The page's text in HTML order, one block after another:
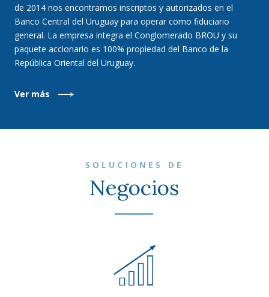
de 2014 nos encontramos inscriptos y autorizados en el
Banco Central del Uruguay para operar como fiduciario
general. La empresa integra el Conglomerado BROU y su
paquete accionario es 100% propiedad del Banco de la
República Oriental del Uruguay.
Ver más
SOLUCIONES DE
Negocios